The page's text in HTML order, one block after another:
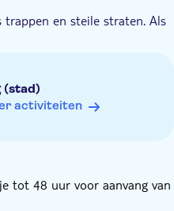
trappen en steile straten. Als
een geschikte oplossing te
(stad)
activiteiten
tot 48 uur voor aanvang van